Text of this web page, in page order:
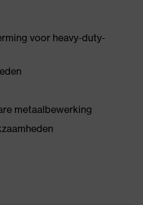
voor heavy-duty-
metaalbewerking